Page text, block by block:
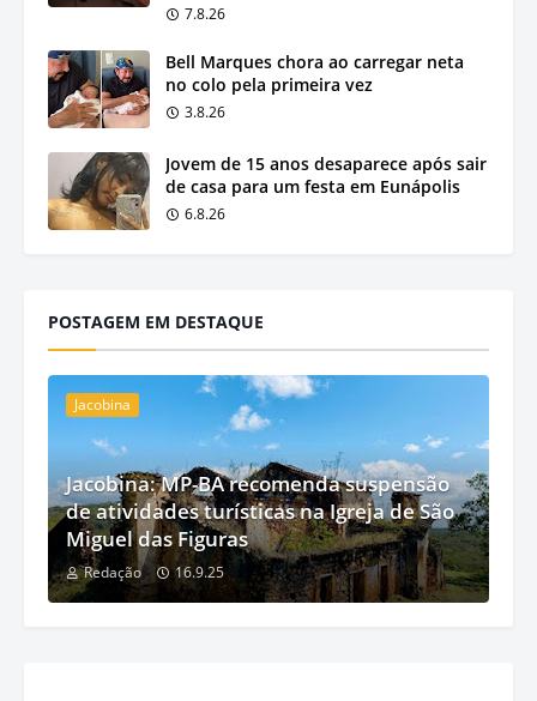
7.8.26
Bell Marques chora ao carregar neta
no colo pela primeira vez
3.8.26
Jovem de 15 anos desaparece após sair
de casa para um festa em Eunápolis
6.8.26
POSTAGEM EM DESTAQUE
Jacobina
Jacobina: MP-BA recomenda suspensão
de atividades turísticas na Igreja de São
Miguel das Figuras
Redação 16.9.25